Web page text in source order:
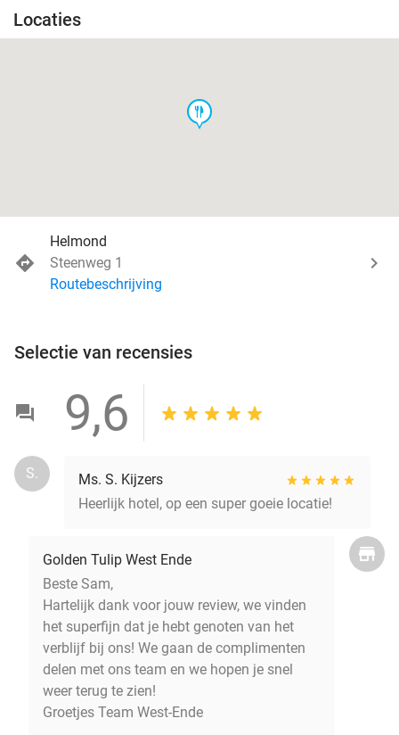
Locaties
food
Helmond
Steenweg 1
Routebeschrijving
Selectie van recensies
9,6
S.
Ms. S. Kijzers
Heerlijk hotel, op een super goeie locatie!
Golden Tulip West Ende
Beste Sam,
Hartelijk dank voor jouw review, we vinden
het superfijn dat je hebt genoten van het
verblijf bij ons! We gaan de complimenten
delen met ons team en we hopen je snel
weer terug te zien!
Groetjes Team West-Ende